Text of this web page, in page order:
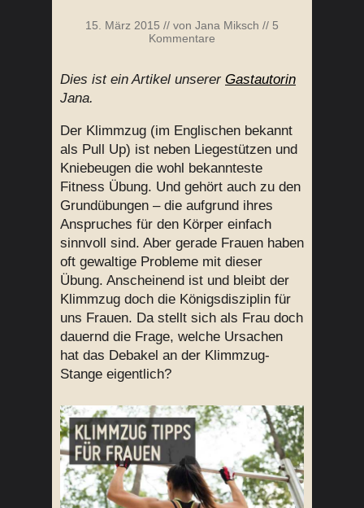
15. März 2015 // von Jana Miksch // 5
Kommentare
Dies ist ein Artikel unserer Gastautorin
Jana.
Der Klimmzug (im Englischen bekannt
als Pull Up) ist neben Liegestützen und
Kniebeugen die wohl bekannteste
Fitness Übung. Und gehört auch zu den
Grundübungen – die aufgrund ihres
Anspruches für den Körper einfach
sinnvoll sind. Aber gerade Frauen haben
oft gewaltige Probleme mit dieser
Übung. Anscheinend ist und bleibt der
Klimmzug doch die Königsdisziplin für
uns Frauen. Da stellt sich als Frau doch
dauernd die Frage, welche Ursachen
hat das Debakel an der Klimmzug-
Stange eigentlich?